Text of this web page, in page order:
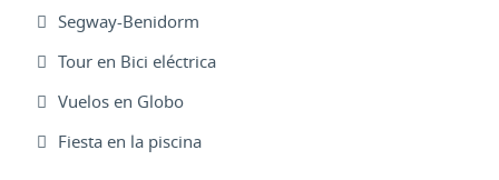
Segway-Benidorm
Tour en Bici eléctrica
Vuelos en Globo
Fiesta en la piscina